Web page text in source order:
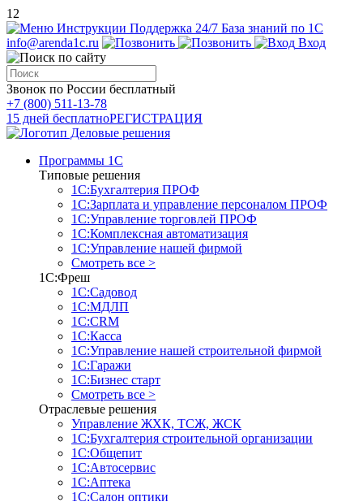
12
Инструкции Поддержка 24/7 База знаний по 1С
info@arenda1c.ru
Вход
Звонок по России бесплатный
+7 (800) 511-13-78
15 дней бесплатноРЕГИСТРАЦИЯ
Программы 1С
Типовые решения
1С:Бухгалтерия ПРОФ
1С:Зарплата и управление персоналом ПРОФ
1С:Управление торговлей ПРОФ
1С:Комплексная автоматизация
1С:Управление нашей фирмой
Смотреть все >
1С:Фреш
1С:Садовод
1С:МДЛП
1С:CRM
1С:Касса
1С:Управление нашей строительной фирмой
1С:Гаражи
1С:Бизнес старт
Смотреть все >
Отраслевые решения
Управление ЖХК, ТСЖ, ЖСК
1С:Бухгалтерия строительной организации
1С:Общепит
1С:Автосервис
1С:Аптека
1С:Салон оптики